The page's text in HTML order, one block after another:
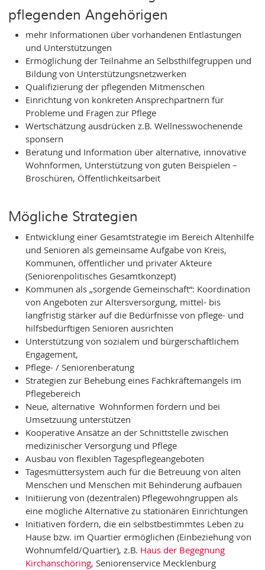
pflegenden Angehörigen
mehr Informationen über vorhandenen Entlastungen
und Unterstützungen
Ermöglichung der Teilnahme an Selbsthilfegruppen und
Bildung von Unterstützungsnetzwerken
Qualifizierung der pflegenden Mitmenschen
Einrichtung von konkreten Ansprechpartnern für
Probleme und Fragen zur Pflege
Wertschätzung ausdrücken z.B. Wellnesswochenende
sponsern
Beratung und Information über alternative, innovative
Wohnformen, Unterstützung von guten Beispielen –
Broschüren, Öffentlichkeitsarbeit
Mögliche Strategien
Entwicklung einer Gesamtstrategie im Bereich Altenhilfe
und Senioren als gemeinsame Aufgabe von Kreis,
Kommunen, öffentlicher und privater Akteure
(Seniorenpolitisches Gesamtkonzept)
Kommunen als „sorgende Gemeinschaft“: Koordination
von Angeboten zur Altersversorgung, mittel- bis
langfristig stärker auf die Bedürfnisse von pflege- und
hilfsbedürftigen Senioren ausrichten
Unterstützung von sozialem und bürgerschaftlichem
Engagement,
Pflege- / Seniorenberatung
Strategien zur Behebung eines Fachkräftemangels im
Pflegebereich
Neue, alternative Wohnformen fördern und bei
Umsetzuung unterstützen
Kooperative Ansätze an der Schnittstelle zwischen
medizinischer Versorgung und Pflege
Ausbau von flexiblen Tagespflegeangeboten
Tagesmüttersystem auch für die Betreuung von alten
Menschen und Menschen mit Behinderung aufbauen
Initiierung von (dezentralen) Pflegewohngruppen als
eine mögliche Alternative zu stationären Einrichtungen
Initiativen fördern, die ein selbstbestimmtes Leben zu
Hause bzw. im Quartier ermöglichen (Einbeziehung von
Wohnumfeld/Quartier), z.B. Haus der Begegnung
Kirchanschöring, Seniorenservice Mecklenburg